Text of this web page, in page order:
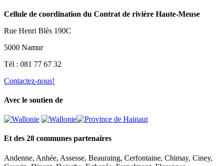
Cellule de coordination du Contrat de rivière Haute-Meuse
Rue Henri Blès 190C
5000 Namur
Tél : 081 77 67 32
Contactez-nous!
Avec le soutien de
Et des 28 communes partenaires
Andenne, Anhée, Assesse, Beauraing, Cerfontaine, Chimay, Ciney,